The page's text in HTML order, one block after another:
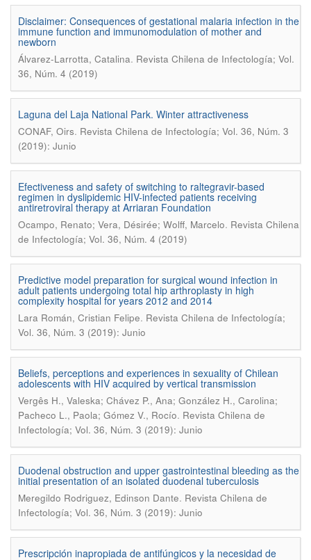
Disclaimer: Consequences of gestational malaria infection in the
immune function and immunomodulation of mother and
newborn
Álvarez-Larrotta, Catalina. Revista Chilena de Infectología; Vol.
36, Núm. 4 (2019)
Laguna del Laja National Park. Winter attractiveness
CONAF, Oirs. Revista Chilena de Infectología; Vol. 36, Núm. 3
(2019): Junio
Efectiveness and safety of switching to raltegravir-based
regimen in dyslipidemic HIV-infected patients receiving
antiretroviral therapy at Arriaran Foundation
Ocampo, Renato; Vera, Désirée; Wolff, Marcelo. Revista Chilena
de Infectología; Vol. 36, Núm. 4 (2019)
Predictive model preparation for surgical wound infection in
adult patients undergoing total hip arthroplasty in high
complexity hospital for years 2012 and 2014
Lara Román, Cristian Felipe. Revista Chilena de Infectología;
Vol. 36, Núm. 3 (2019): Junio
Beliefs, perceptions and experiences in sexuality of Chilean
adolescents with HIV acquired by vertical transmission
Vergês H., Valeska; Chávez P., Ana; González H., Carolina;
Pacheco L., Paola; Gómez V., Rocío. Revista Chilena de
Infectología; Vol. 36, Núm. 3 (2019): Junio
Duodenal obstruction and upper gastrointestinal bleeding as the
initial presentation of an isolated duodenal tuberculosis
Meregildo Rodriguez, Edinson Dante. Revista Chilena de
Infectología; Vol. 36, Núm. 3 (2019): Junio
Prescripción inapropiada de antifúngicos y la necesidad de